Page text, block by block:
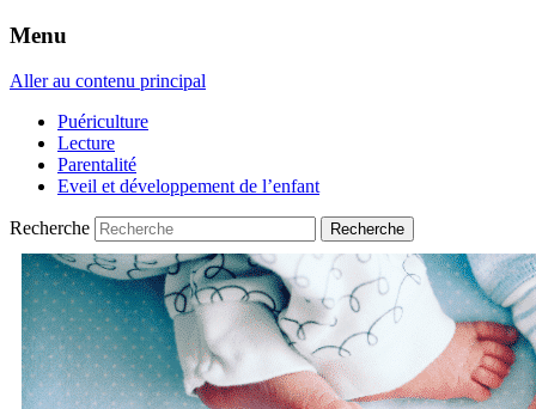
Menu
Aller au contenu principal
Puériculture
Lecture
Parentalité
Eveil et développement de l’enfant
Recherche